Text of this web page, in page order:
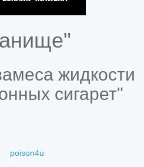
жидкости
сигарет"
poison4u